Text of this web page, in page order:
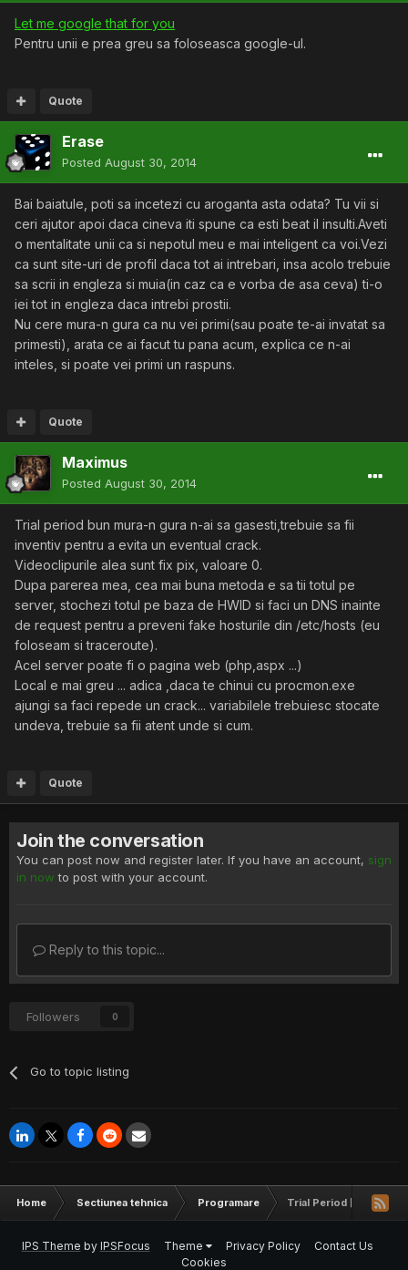
Let me google that for you
Pentru unii e prea greu sa foloseasca google-ul.
Quote
Erase
Posted August 30, 2014
Bai baiatule, poti sa incetezi cu aroganta asta odata? Tu vii si
ceri ajutor apoi daca cineva iti spune ca esti beat il insulti.Aveti
o mentalitate unii ca si nepotul meu e mai inteligent ca voi.Vezi
ca sunt site-uri de profil daca tot ai intrebari, insa acolo trebuie
sa scrii in engleza si muia(in caz ca e vorba de asa ceva) ti-o
iei tot in engleza daca intrebi prostii.
Nu cere mura-n gura ca nu vei primi(sau poate te-ai invatat sa
primesti), arata ce ai facut tu pana acum, explica ce n-ai
inteles, si poate vei primi un raspuns.
Quote
Maximus
Posted August 30, 2014
Trial period bun mura-n gura n-ai sa gasesti,trebuie sa fii
inventiv pentru a evita un eventual crack.
Videoclipurile alea sunt fix pix, valoare 0.
Dupa parerea mea, cea mai buna metoda e sa tii totul pe
server, stochezi totul pe baza de HWID si faci un DNS inainte
de request pentru a preveni fake hosturile din /etc/hosts (eu
foloseam si traceroute).
Acel server poate fi o pagina web (php,aspx ...)
Local e mai greu ... adica ,daca te chinui cu procmon.exe
ajungi sa faci repede un crack... variabilele trebuiesc stocate
undeva, trebuie sa fii atent unde si cum.
Quote
Join the conversation
You can post now and register later. If you have an account, sign
in now to post with your account.
Reply to this topic...
Followers 0
Go to topic listing
Home Sectiunea tehnica Programare Trial Period [.NET]??
IPS Theme by IPSFocus Theme Privacy Policy
Contact Us
Cookies